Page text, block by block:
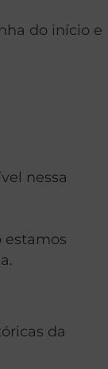
do início e
nessa
estamos
da